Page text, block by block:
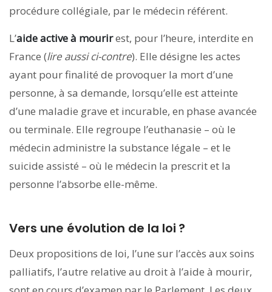
procédure collégiale, par le médecin référent.
L’aide active à mourirest, pour l’heure, interdite en
France (lire aussi ci-contre). Elle désigne les actes
ayant pour finalité de provoquer la mort d’une
personne, à sa demande, lorsqu’elle est atteinte
d’une maladie grave et incurable, en phase ­avancée
ou terminale. Elle regroupe ­l’euthanasie – où le
médecin administre la substance légale – et le
suicide assisté – où le médecin la prescrit et la
personne l’absorbe elle-même.
Vers une évolution de la loi ?
Deux propositions de loi, l’une sur l’accès aux soins
palliatifs, l’autre relative au droit à l’aide à mourir,